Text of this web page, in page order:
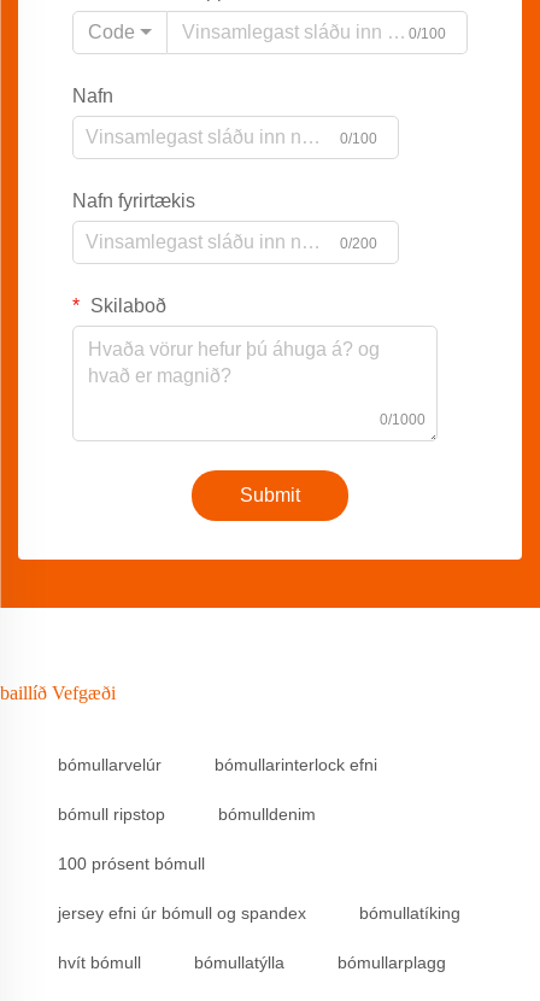
Code
0/100
Nafn
0/100
Nafn fyrirtækis
0/200
Skilaboð
0/1000
Submit
baillíð Vefgæði
bómullarvelúr bómullarinterlock efni
bómull ripstop bómulldenim
100 prósent bómull
jersey efni úr bómull og spandex bómullatíking
hvít bómull bómullatýlla bómullarplagg